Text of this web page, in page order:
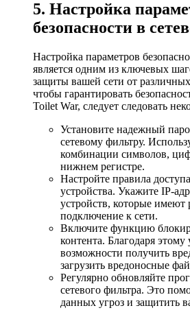
5. Настройка
безопасности в
Настройка параметров
является одним из ключевых
защиты вашей сети от
чтобы гарантировать
Toilet War, следует следовать
Установите надежный
сетевому фильтру.
комбинации символов,
нижнем регистре.
Настройте правила
устройства. Укажите IP-
устройств, которые имеют
подключение к сети.
Включите функцию
контента. Благодаря этому
возможности получить
загрузить вредоносные
Регулярно обновляйте
сетевого фильтра. Это
данных угроз и защитить